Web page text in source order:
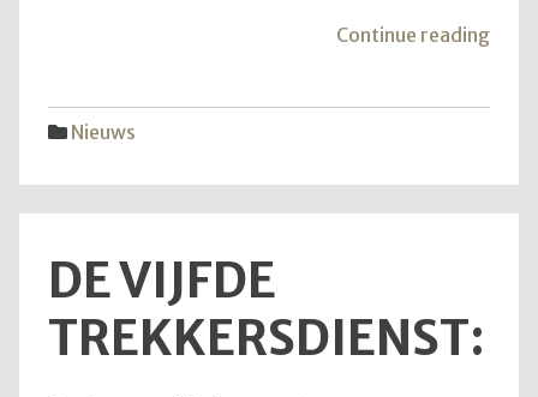
Continue reading"Van
Nieuws
DE VIJFDE
TREKKERSDIENST: